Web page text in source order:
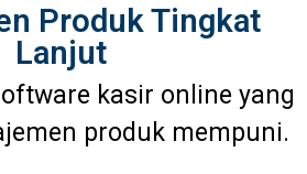
Produk Tingkat
Lanjut
kasir online yang
produk mempuni.